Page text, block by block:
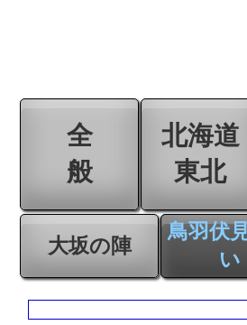
全
般
北海道
東北
大坂の陣
鳥羽伏
い